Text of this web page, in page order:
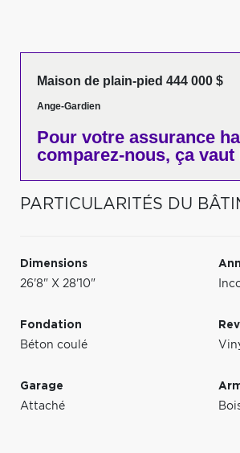
Maison de plain-pied 444 000 $
Ange-Gardien
Pour votre assurance
comparez-nous, ça vaut
PARTICULARITÉS DU
Dimensions
26'8" X 28'10"
Fondation
Béton coulé
Garage
Attaché